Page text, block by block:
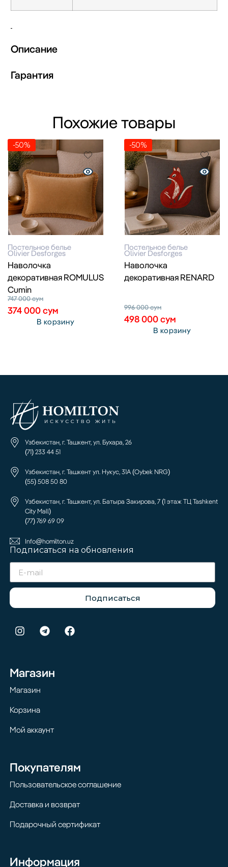
Описание
Гарантия
Похожие товары
-50%
Постельное белье
Olivier Desforges
Наволочка
декоративная ROMULUS
Cumin
747 000сум
374 000сум
В корзину
-50%
Постельное белье
Olivier Desforges
Наволочка
декоративная RENARD
996 000сум
498 000сум
В корзину
Узбекистан, г. Ташкент, ул. Бухара, 26
(71) 233 44 51
Узбекистан, г. Ташкент ул. Нукус, 31А (Oybek NRG)
(55) 508 50 80
Узбекистан, г. Ташкент, ул. Батыра Закирова, 7 (1 этаж ТЦ Tashkent
City Mall)
(77) 769 69 09
Info@homilton.uz
Подписаться на обновления
Подписаться
Магазин
Магазин
Корзина
Мой аккаунт
Покупателям
Пользовательское соглашение
Доставка и возврат
Подарочный сертификат
Информация